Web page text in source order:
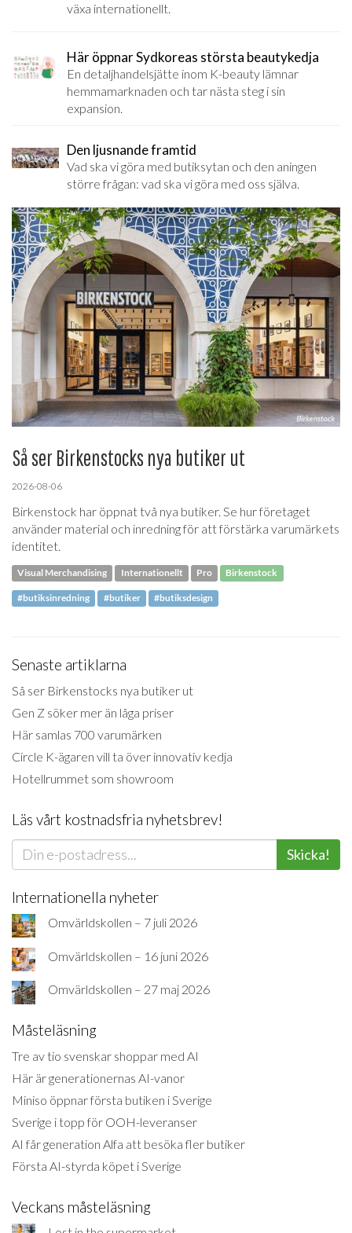
växa internationellt.
Här öppnar Sydkoreas största beautykedja
En detaljhandelsjätte inom K-beauty lämnar
hemmamarknaden och tar nästa steg i sin
expansion.
Den ljusnande framtid
Vad ska vi göra med butiksytan och den aningen
större frågan: vad ska vi göra med oss själva.
Så ser Birkenstocks nya butiker ut
2026-08-06
Birkenstock har öppnat två nya butiker. Se hur företaget
använder material och inredning för att förstärka varumärkets
identitet.
Visual Merchandising Internationellt Pro Birkenstock
#butiksinredning #butiker #butiksdesign
Senaste artiklarna
Så ser Birkenstocks nya butiker ut
Gen Z söker mer än låga priser
Här samlas 700 varumärken
Circle K-ägaren vill ta över innovativ kedja
Hotellrummet som showroom
Läs vårt kostnadsfria nyhetsbrev!
Skicka!
Internationella nyheter
Omvärldskollen – 7 juli 2026
Omvärldskollen – 16 juni 2026
Omvärldskollen – 27 maj 2026
Måsteläsning
Tre av tio svenskar shoppar med AI
Här är generationernas AI-vanor
Miniso öppnar första butiken i Sverige
Sverige i topp för OOH-leveranser
AI får generation Alfa att besöka fler butiker
Första AI-styrda köpet i Sverige
Veckans måsteläsning